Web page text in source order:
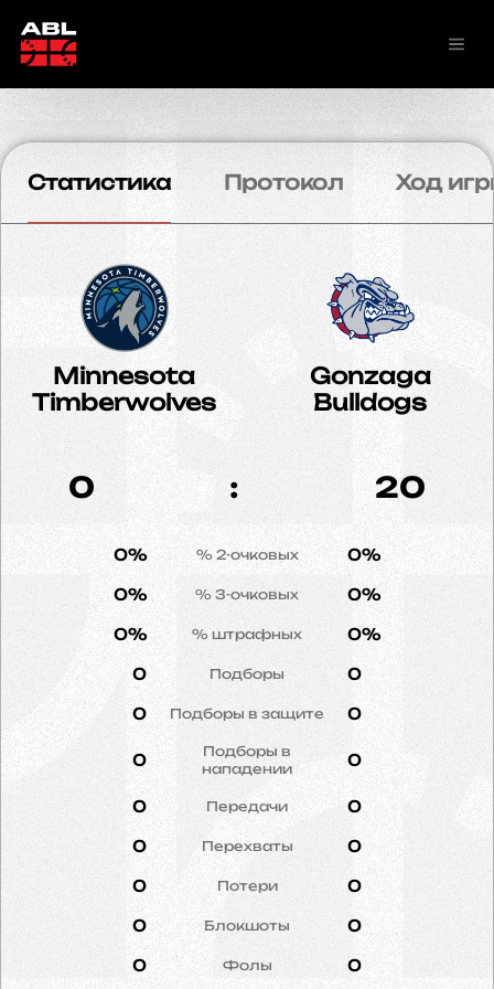
Статистика Протокол Ход
Minnesota
Timberwolves
Gonzaga
Bulldogs
0 : 20
0% % 2-очковых 0%
0% % 3-очковых 0%
0% % штрафных 0%
0 Подборы 0
0 Подборы в защите 0
0
Подборы в
нападении
0
0 Передачи 0
0 Перехваты 0
0 Потери 0
0 Блокшоты 0
0 Фолы 0